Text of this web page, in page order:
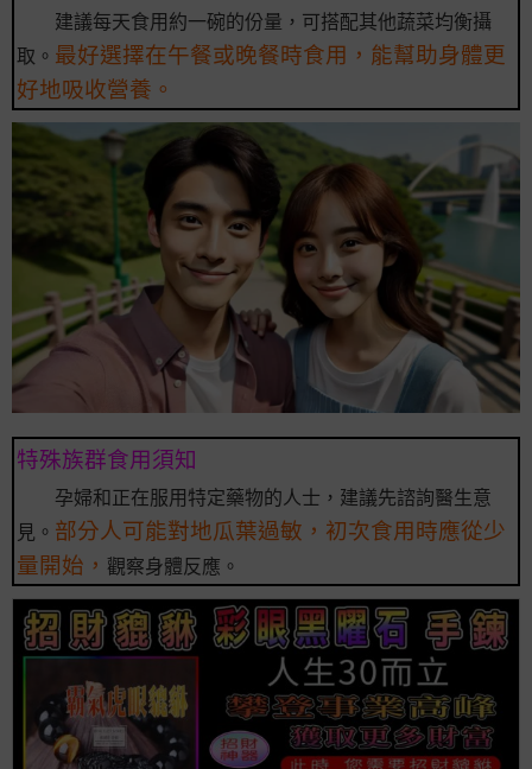
建議每天食用約一碗的份量，可搭配其他蔬菜均衡攝
取。 最好選擇在午餐或晚餐時食用，能幫助身體更
好地吸收營養。
特殊族群食用須知
孕婦和正在服用特定藥物的人士，建議先諮詢醫生意
見。 部分人可能對地瓜葉過敏，初次食用時應從少
量開始， 觀察身體反應。